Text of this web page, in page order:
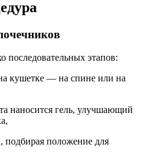
последовательных этапов:
кушетке — на спине или на
наносится гель, улучшающий
подбирая положение для